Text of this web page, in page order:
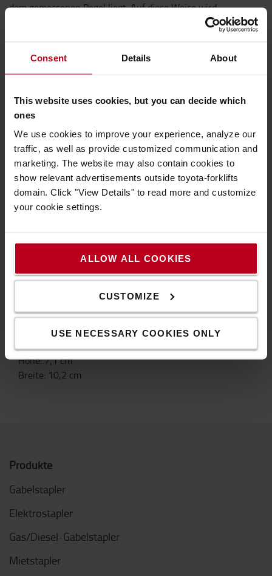
Consent Details About
This website uses cookies, but you can decide which
ones
We use cookies to improve your experience, analyze our
traffic, as well as provide customized communication and
marketing. The website may also contain cookies to
show relevant advertisements outside toyota-forklifts
domain. Click "View Details" to read more and customize
your cookie settings.
ALLOW ALL COOKIES
CUSTOMIZE
USE NECESSARY COOKIES ONLY
dem gemessenen Pegel liegt. Auf diese Weise wird
wird so verhindert, dass der Warnton als allzu
Umgebung.
Da die Sichtbarkeit oft behindert wird, bietet der
Backup-Warnsummer zusätzliche Sicherheit beim
Rückwärtsfahren eines Fahrzeugs und warnt die
Benutzer davor, aus dem Weg zu gehen.
Sobald der Rückwärtsgang des Fahrzeugs eingelegt
ist, gibt der Summer einen Warnton aus, bis sich
das Fahrzeug vorwärts bewegt.
77 – 97 dB
Leistungsaufnahme (W): 2,4
Eigenschaften
Gewicht:1kg
Höhe:7,1cm
Breite: 10,2 cm
Produkte
Gabelstapler
Elektrostapler
Gas/Diesel-Gabelstapler
Mietstapler